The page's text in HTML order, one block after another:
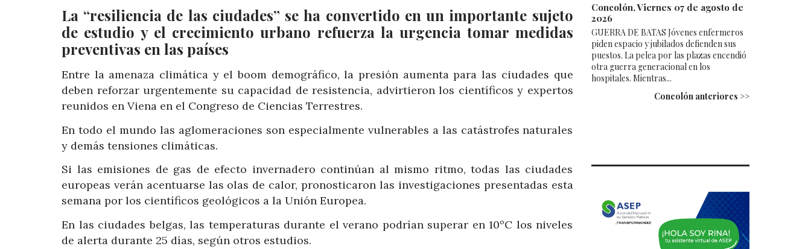
La “resiliencia de las ciudades” se ha convertido en un importante sujeto
de estudio y el crecimiento urbano refuerza la urgencia tomar medidas
preventivas en las países
Entre la amenaza climática y el boom demográfico, la presión aumenta para las ciudades que
deben reforzar urgentemente su capacidad de resistencia, advirtieron los científicos y expertos
reunidos en Viena en el Congreso de Ciencias Terrestres.
En todo el mundo las aglomeraciones son especialmente vulnerables a las catástrofes naturales
y demás tensiones climáticas.
Si las emisiones de gas de efecto invernadero continúan al mismo ritmo, todas las ciudades
europeas verán acentuarse las olas de calor, pronosticaron las investigaciones presentadas esta
semana por los científicos geológicos a la Unión Europea.
En las ciudades belgas, las temperaturas durante el verano podrían superar en 10ºC los niveles
de alerta durante 25 días, según otros estudios.
Concolón, Viernes 07 de agosto de
2026
GUERRA DE BATAS Jóvenes enfermeros
piden espacio y jubilados defienden sus
puestos. La pelea por las plazas encendió
otra guerra generacional en los
hospitales. Mientras...
Concolón anteriores >>